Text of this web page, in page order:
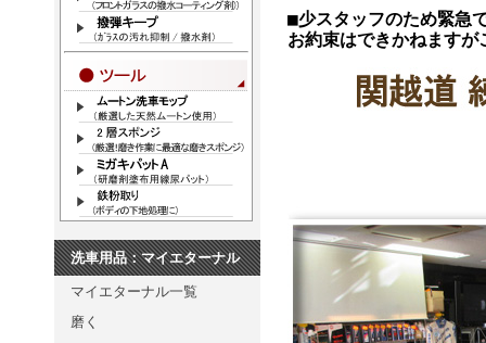
洗車用品：マイエターナル
マイエターナル一覧
磨く
■少スタッフのため緊急
お約束はできかねますが